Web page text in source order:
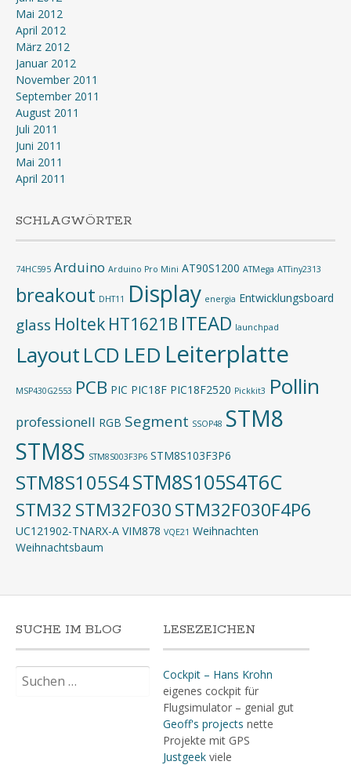
Mai 2012
April 2012
März 2012
Januar 2012
November 2011
September 2011
August 2011
Juli 2011
Juni 2011
Mai 2011
April 2011
SCHLAGWÖRTER
74HC595 Arduino Arduino Pro Mini AT90S1200 ATMega ATTiny2313
breakout DHT11 Display energia Entwicklungsboard
glass Holtek HT1621B ITEAD launchpad
Layout LCD LED Leiterplatte
MSP430G2553 PCB PIC PIC18F PIC18F2520 Pickkit3 Pollin
professionell RGB Segment SSOP48 STM8
STM8S STM8S003F3P6 STM8S103F3P6
STM8S105S4STM8S105S4T6C
STM32 STM32F030STM32F030F4P6
UC121902-TNARX-A VIM878 VQE21 Weihnachten
Weihnachtsbaum
SUCHE IM BLOG
nach:
LESEZEICHEN
Cockpit – Hans Krohn
eigenes cockpit für
Flugsimulator – genial gut
Geoff's projects nette
Projekte mit GPS
Justgeekviele